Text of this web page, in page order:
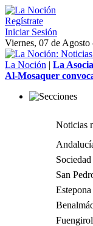
Regístrate
Iniciar Sesión
Viernes, 07 de
La Noción | La
Al-Mosaquer
Noticias
Sociedad
San
Estepona